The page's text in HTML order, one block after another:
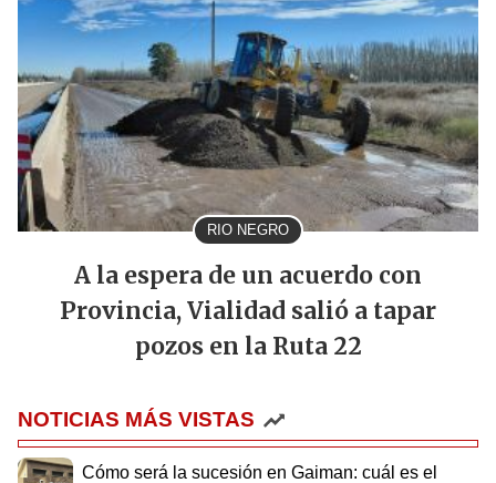
RIO NEGRO
A la espera de un acuerdo con
Provincia, Vialidad salió a tapar
pozos en la Ruta 22
NOTICIAS MÁS VISTAS
Cómo será la sucesión en Gaiman: cuál es el